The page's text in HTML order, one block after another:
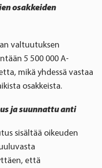
osakkeiden
valtuutuksen
5 500 000 A-
mikä yhdessä vastaa
osakkeista.
ja suunnattu anti
sisältää oikeuden
että